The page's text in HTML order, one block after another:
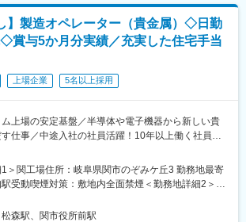
程度
の際に休日出勤は発生しますがその際は振休を取得
厚生：
ビスへ加入、保養所あり
】製造オペレーター（貴金属）◇日勤
賞与5か月分実績／充実した住宅手当
上場企業 5名以上採用
ム上場の安定基盤／半導体や電子機器から新しい貴
仕事／中途入社の社員活躍！10年以上働く社員多
や電子部品から、貴金属をリサイクルし、新たな
）を作り出す製造職です。
1＞関工場住所：岐阜県関市のぞみケ丘3 勤務地最寄
受動喫煙対策：敷地内全面禁煙＜勤務地詳細2＞関
：岐阜県関市のぞみケ丘10 勤務地最寄駅：良川鉄道
有知駅駅受動喫煙対策：屋内全面禁煙変更の範
森駅、関市役所前駅